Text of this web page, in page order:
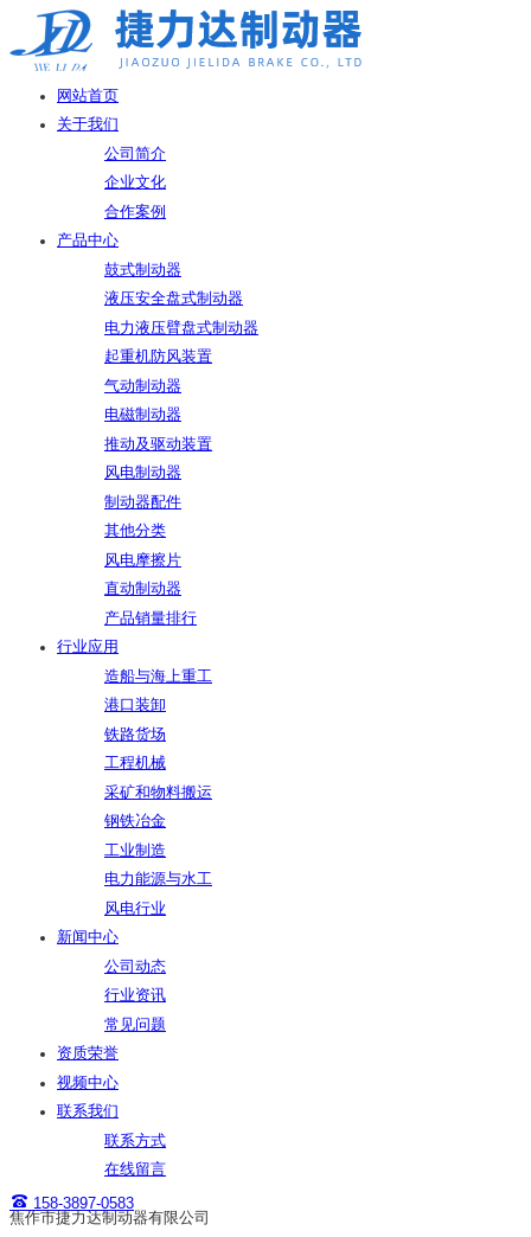
网站首页
关于我们
公司简介
企业文化
合作案例
产品中心
鼓式制动器
液压安全盘式制动器
电力液压臂盘式制动器
起重机防风装置
气动制动器
电磁制动器
推动及驱动装置
风电制动器
制动器配件
其他分类
风电摩擦片
直动制动器
产品销量排行
行业应用
造船与海上重工
港口装卸
铁路货场
工程机械
采矿和物料搬运
钢铁冶金
工业制造
电力能源与水工
风电行业
新闻中心
公司动态
行业资讯
常见问题
资质荣誉
视频中心
联系我们
联系方式
在线留言
158-3897-0583
焦作市捷力达制动器有限公司